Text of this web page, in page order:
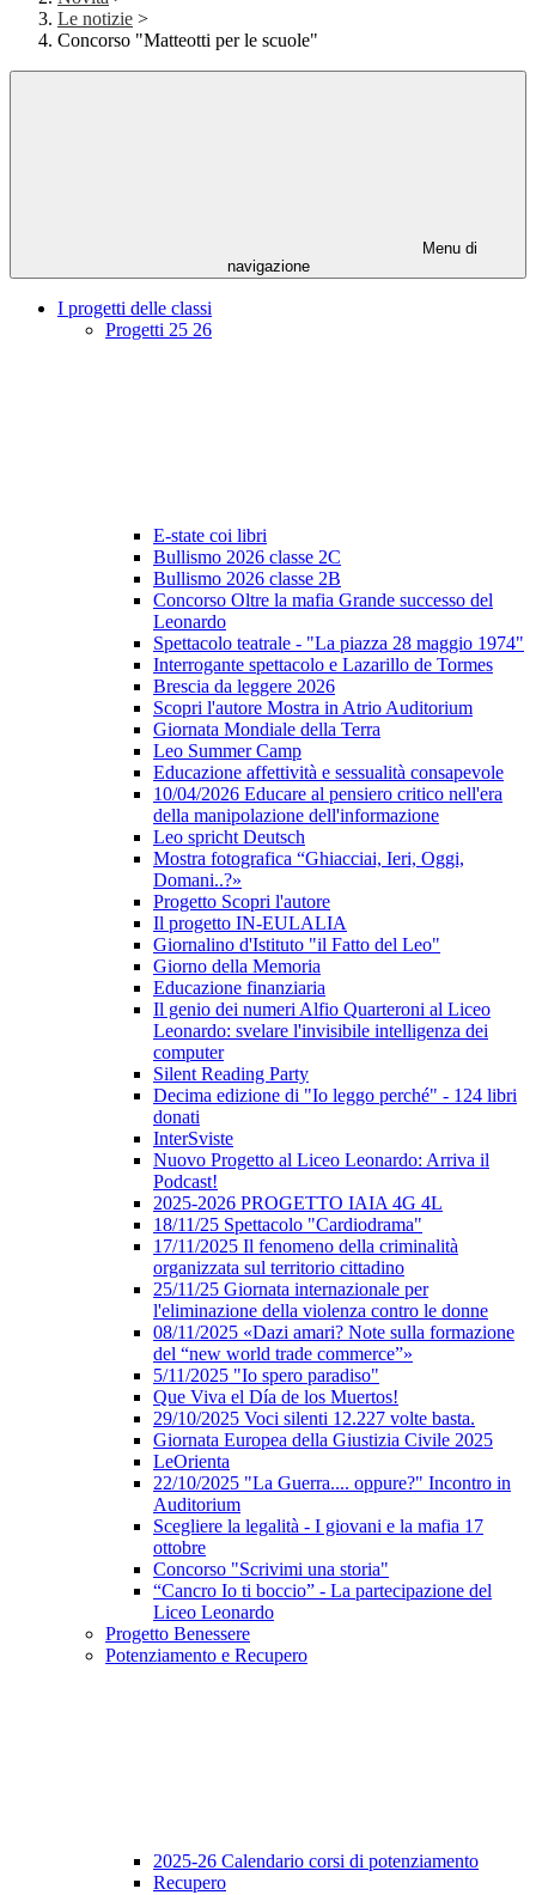
Le notizie >
Concorso "Matteotti per le scuole"
Menu di
navigazione
I progetti delle classi
Progetti 25 26
E-state coi libri
Bullismo 2026 classe 2C
Bullismo 2026 classe 2B
Concorso Oltre la mafia Grande successo del
Leonardo
Spettacolo teatrale - "La piazza 28 maggio 1974"
Interrogante spettacolo e Lazarillo de Tormes
Brescia da leggere 2026
Scopri l'autore Mostra in Atrio Auditorium
Giornata Mondiale della Terra
Leo Summer Camp
Educazione affettività e sessualità consapevole
10/04/2026 Educare al pensiero critico nell'era
della manipolazione dell'informazione
Leo spricht Deutsch
Mostra fotografica “Ghiacciai, Ieri, Oggi,
Domani..?»
Progetto Scopri l'autore
Il progetto IN-EULALIA
Giornalino d'Istituto "il Fatto del Leo"
Giorno della Memoria
Educazione finanziaria
Il genio dei numeri Alfio Quarteroni al Liceo
Leonardo: svelare l'invisibile intelligenza dei
computer
Silent Reading Party
Decima edizione di "Io leggo perché" - 124 libri
donati
InterSviste
Nuovo Progetto al Liceo Leonardo: Arriva il
Podcast!
2025-2026 PROGETTO IAIA 4G 4L
18/11/25 Spettacolo "Cardiodrama"
17/11/2025 Il fenomeno della criminalità
organizzata sul territorio cittadino
25/11/25 Giornata internazionale per
l'eliminazione della violenza contro le donne
08/11/2025 «Dazi amari? Note sulla formazione
del “new world trade commerce”»
5/11/2025 "Io spero paradiso"
Que Viva el Día de los Muertos!
29/10/2025 Voci silenti 12.227 volte basta.
Giornata Europea della Giustizia Civile 2025
LeOrienta
22/10/2025 "La Guerra.... oppure?" Incontro in
Auditorium
Scegliere la legalità - I giovani e la mafia 17
ottobre
Concorso "Scrivimi una storia"
“Cancro Io ti boccio” - La partecipazione del
Liceo Leonardo
Progetto Benessere
Potenziamento e Recupero
2025-26 Calendario corsi di potenziamento
Recupero